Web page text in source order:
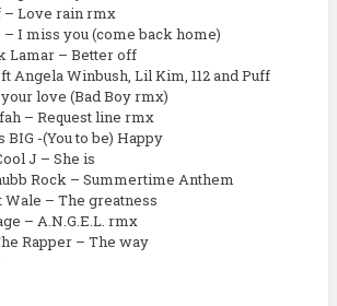
– Love rain rmx
I miss you (come back home)
Lamar – Better off
Angela Winbush, Lil Kim, 112 and Puff
love (Bad Boy rmx)
– Request line rmx
-(You to be) Happy
J – She is
Rock – Summertime Anthem
Wale – The greatness
– A.N.G.E.L. rmx
Rapper – The way